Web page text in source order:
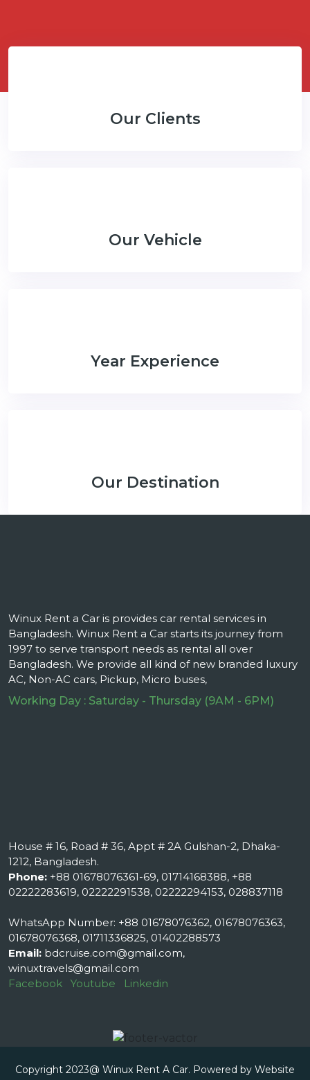
Our Clients
Our Vehicle
Year Experience
Our Destination
Winux Rent a Car is provides car rental services in
Bangladesh. Winux Rent a Car starts its journey from
1997 to serve transport needs as rental all over
Bangladesh. We provide all kind of new branded luxury
AC, Non-AC cars, Pickup, Micro buses,
Working Day : Saturday - Thursday (9AM - 6PM)
House # 16, Road # 36, Appt # 2A Gulshan-2, Dhaka-
1212, Bangladesh.
Phone: +88 01678076361-69, 01714168388, +88
02222283619, 02222291538, 02222294153, 028837118
WhatsApp Number: +88 01678076362, 01678076363,
01678076368, 01711336825, 01402288573
Email: bdcruise.com@gmail.com,
winuxtravels@gmail.com
Facebook
Youtube Linkedin
Copyright 2023@ Winux Rent A Car. Powered by Website